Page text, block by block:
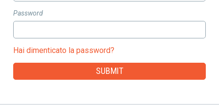
Password
Hai dimenticato la password?